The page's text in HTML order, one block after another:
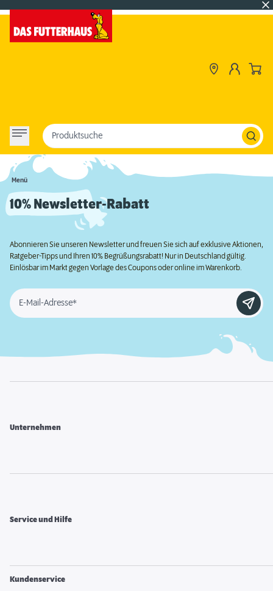
Menü
Produktsuche
10% Newsletter-Rabatt
Abonnieren Sie unseren Newsletter und freuen Sie sich auf exklusive Aktionen,
Ratgeber-Tipps und Ihren 10% Begrüßungsrabatt! Nur in Deutschland gültig.
Einlösbar im Markt gegen Vorlage des Coupons oder online im Warenkorb.
E-Mail-Adresse*
Unternehmen
Service und Hilfe
Kundenservice